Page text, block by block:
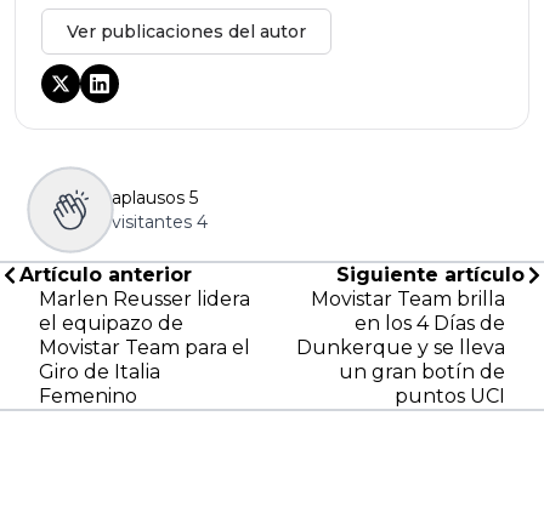
Ver publicaciones del autor
aplausos 5
visitantes 4
Artículo anterior
Marlen Reusser lidera
el equipazo de
Movistar Team para el
Giro de Italia
Femenino
Siguiente artículo
Movistar Team brilla
en los 4 Días de
Dunkerque y se lleva
un gran botín de
puntos UCI